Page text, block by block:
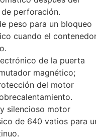
perforación.
peso para un bloqueo
cuando el
de la puerta
magnético;
del motor
silencioso motor
de 640 vatios para